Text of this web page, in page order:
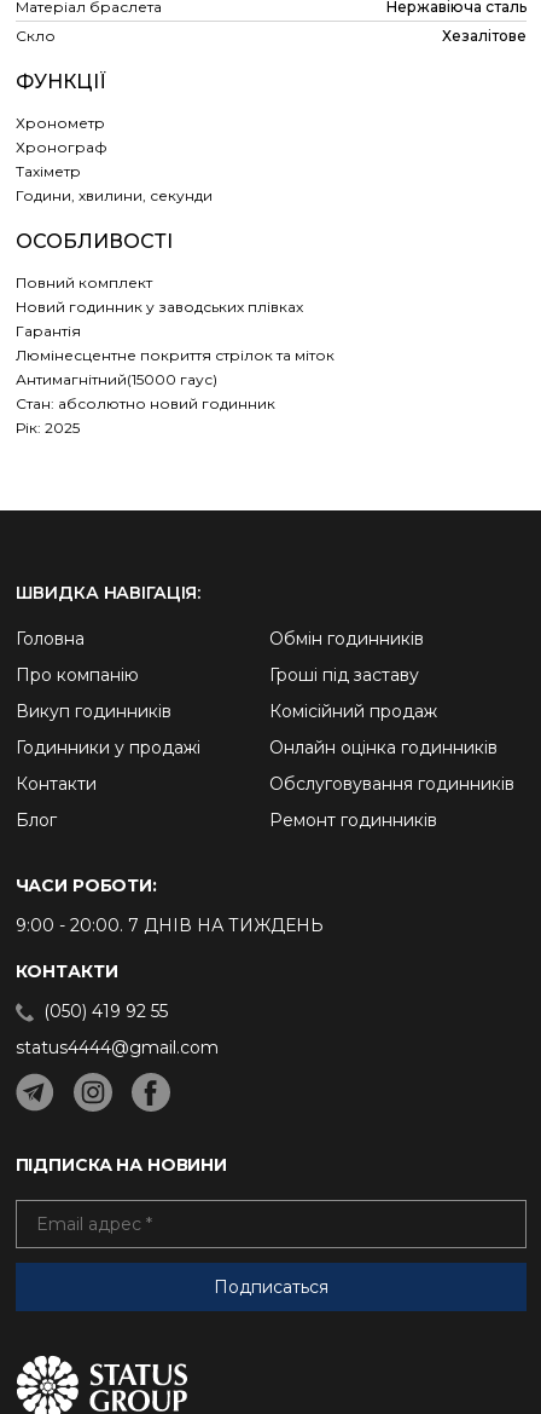
Матеріал браслета
Нержавіюча сталь
Скло
Хезалітове
ФУНКЦІЇ
Хронометр
Хронограф
Тахіметр
Години, хвилини, секунди
ОСОБЛИВОСТІ
Повний комплект
Новий годинник у заводських плівках
Гарантія
Люмінесцентне покриття стрілок та міток
Антимагнітний(15000 гаус)
Стан: абсолютно новий годинник
Рік: 2025
ШВИДКА НАВІГАЦІЯ:
Головна
Про компанію
Викуп годинників
Годинники у продажі
Контакти
Блог
Обмін годинників
Гроші під заставу
Комісійний продаж
Онлайн оцінка годинників
Обслуговування годинників
Ремонт годинників
ЧАСИ РОБОТИ:
9:00 - 20:00. 7 ДНІВ НА ТИЖДЕНЬ
КОНТАКТИ
(050) 419 92 55
status4444@gmail.com
ПІДПИСКА НА НОВИНИ